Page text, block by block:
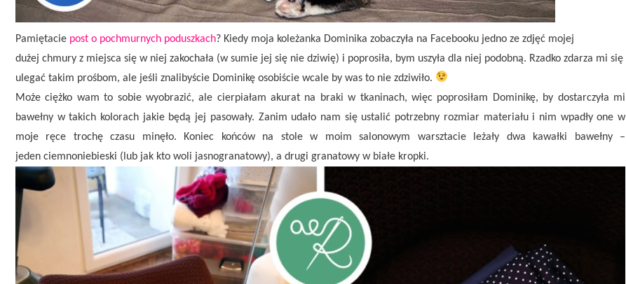
Pamiętacie post o pochmurnych poduszkach? Kiedy moja koleżanka Dominika zobaczyła na Facebooku jedno ze zdjęć mojej
dużej chmury z miejsca się w niej zakochała (w sumie jej się nie dziwię) i poprosiła, bym uszyła dla niej podobną. Rzadko zdarza mi się
ulegać takim prośbom, ale jeśli znalibyście Dominikę osobiście wcale by was to nie zdziwiło.
Może ciężko wam to sobie wyobrazić, ale cierpiałam akurat na braki w tkaninach, więc poprosiłam Dominikę, by dostarczyła mi
bawełny w takich kolorach jakie będą jej pasowały. Zanim udało nam się ustalić potrzebny rozmiar materiału i nim wpadły one w
moje ręce trochę czasu minęło. Koniec końców na stole w moim salonowym warsztacie leżały dwa kawałki bawełny –
jeden ciemnoniebieski (lub jak kto woli jasnogranatowy), a drugi granatowy w białe kropki.